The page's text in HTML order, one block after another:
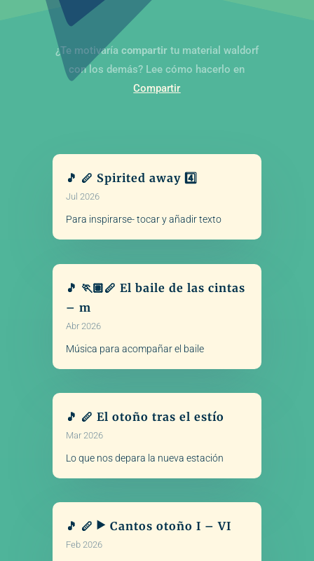
¿Te motivaría compartir tu material waldorf
con los demás? Lee cómo hacerlo en
Compartir
🎵 🪈 Spirited away 4️⃣
Jul 2026
Para inspirarse- tocar y añadir texto
🎵 🏃🏽🪈 El baile de las cintas
– m
Abr 2026
Música para acompañar el baile
🎵 🪈 El otoño tras el estío
Mar 2026
Lo que nos depara la nueva estación
🎵 🪈 ▶️ Cantos otoño I – VI
Feb 2026